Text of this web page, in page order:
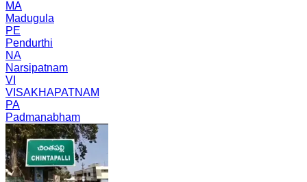
MA
Madugula
PE
Pendurthi
NA
Narsipatnam
VI
VISAKHAPATNAM
PA
Padmanabham